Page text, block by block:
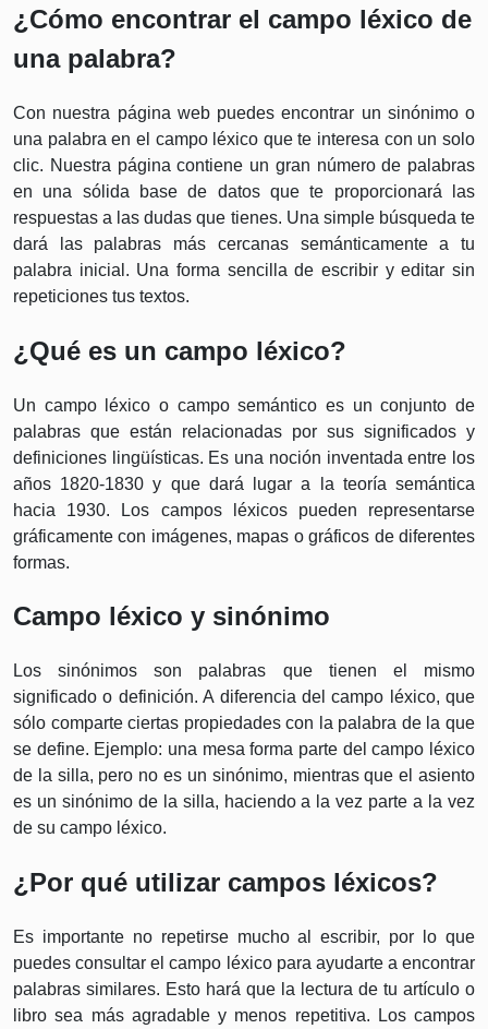
¿Cómo encontrar el campo léxico de
una palabra?
Con nuestra página web puedes encontrar un sinónimo o
una palabra en el campo léxico que te interesa con un solo
clic. Nuestra página contiene un gran número de palabras
en una sólida base de datos que te proporcionará las
respuestas a las dudas que tienes. Una simple búsqueda te
dará las palabras más cercanas semánticamente a tu
palabra inicial. Una forma sencilla de escribir y editar sin
repeticiones tus textos.
¿Qué es un campo léxico?
Un campo léxico o campo semántico es un conjunto de
palabras que están relacionadas por sus significados y
definiciones lingüísticas. Es una noción inventada entre los
años 1820-1830 y que dará lugar a la teoría semántica
hacia 1930. Los campos léxicos pueden representarse
gráficamente con imágenes, mapas o gráficos de diferentes
formas.
Campo léxico y sinónimo
Los sinónimos son palabras que tienen el mismo
significado o definición. A diferencia del campo léxico, que
sólo comparte ciertas propiedades con la palabra de la que
se define. Ejemplo: una mesa forma parte del campo léxico
de la silla, pero no es un sinónimo, mientras que el asiento
es un sinónimo de la silla, haciendo a la vez parte a la vez
de su campo léxico.
¿Por qué utilizar campos léxicos?
Es importante no repetirse mucho al escribir, por lo que
puedes consultar el campo léxico para ayudarte a encontrar
palabras similares. Esto hará que la lectura de tu artículo o
libro sea más agradable y menos repetitiva. Los campos